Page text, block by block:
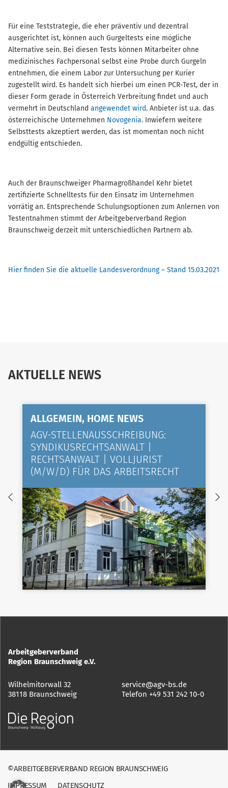
Für eine Teststrategie, die eher präventiv und dezentral
ausgerichtet ist, können auch Gurgeltests eine mögliche
Alternative sein. Bei diesen Tests können Mitarbeiter ohne
medizinisches Fachpersonal selbst eine Probe durch Gurgeln
entnehmen, die einem Labor zur Untersuchung per Kurier
zugestellt wird. Es handelt sich hierbei um einen PCR-Test, der in
dieser Form gerade in Österreich Verbreitung findet und auch
vermehrt in Deutschland angewendet wird. Anbieter ist u.a. das
österreichische Unternehmen Novogenia. Inwiefern weitere
Selbsttests akzeptiert werden, das ist momentan noch nicht
endgültig entschieden.
Auch der Braunschweiger Pharmagroßhandel Kehr bietet
zertifizierte Schnelltests für den Einsatz im Unternehmen
vorrätig an. Entsprechende Schulungsoptionen zum Anlernen von
Testentnahmen stimmt der Arbeitgeberverband Region
Braunschweig derzeit mit unterschiedlichen Partnern ab.
Hier finden Sie die aktuelle Landesverordnung – Stand 15.03.2021
AKTUELLE NEWS
ALLGEMEIN, HOME NEWS
AGV-STELLENAUSSCHREIBUNG:
SYNDIKUSRECHTSANWALT |
RECHTSANWALT | VOLLJURIST
(M/W/D) FÜR DAS ARBEITSRECHT
Arbeitgeberverband
Region Braunschweig e.V.
Wilhelmitorwall 32
38118 Braunschweig
service@agv-bs.de
Telefon +49 531 242 10-0
©ARBEITGEBERVERBAND REGION BRAUNSCHWEIG
IMPRESSUM
DATENSCHUTZ